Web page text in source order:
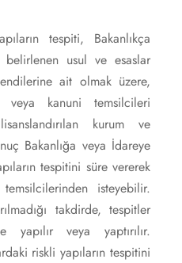
tespiti, Bakanlıkça
belirlenen usul ve esaslar
ait olmak üzere,
kanuni temsilcileri
kurum ve
Bakanlığa veya İdareye
tespitini süre vererek
isteyebilir.
takdirde, tespitler
yapılır veya yaptırılır.
riskli yapıların tespitini